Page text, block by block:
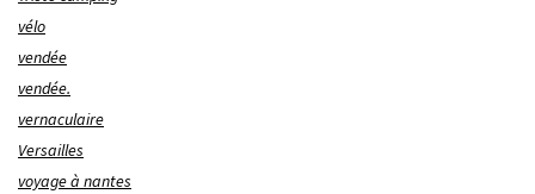
vélo
vendée
vendée.
vernaculaire
Versailles
voyage à nantes